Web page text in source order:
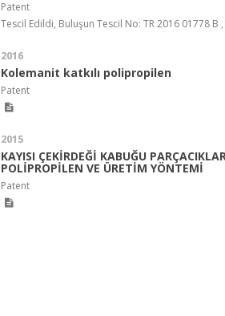
Patent
Tescil Edildi, Buluşun Tescil No: TR 2016 01778 B
2016
Kolemanit katkılı polipropilen
Patent
2015
KAYISI ÇEKİRDEĞİ KABUĞU
POLİPROPİLEN VE ÜRETİM YÖNTEMİ
Patent